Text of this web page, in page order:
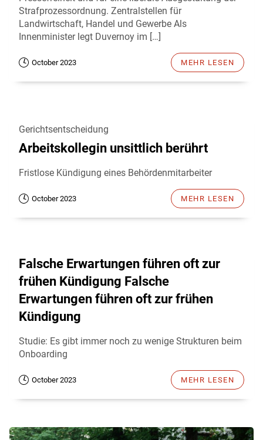
Strafprozessordnung. Zentralstellen für
Landwirtschaft, Handel und Gewerbe Als
Innenminister legt Duvernoy im […]
October 2023 MEHR LESEN
Gerichtsentscheidung
Arbeitskollegin unsittlich berührt
Fristlose Kündigung eines Behördenmitarbeiter
October 2023 MEHR LESEN
Falsche Erwartungen führen oft zur
frühen Kündigung Falsche
Erwartungen führen oft zur frühen
Kündigung
Studie: Es gibt immer noch zu wenige Strukturen beim
Onboarding
October 2023 MEHR LESEN